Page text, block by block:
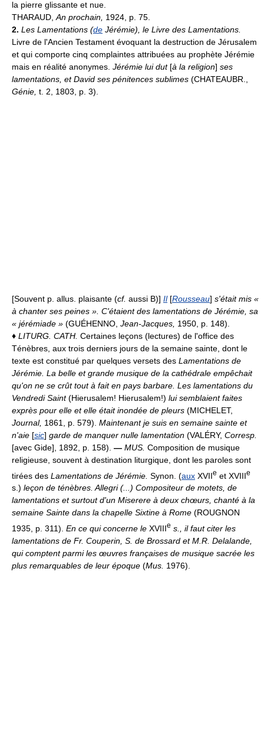
la pierre glissante et nue.
THARAUD, An prochain, 1924, p. 75.
2. Les Lamentations (de Jérémie), le Livre des Lamentations.
Livre de l'Ancien Testament évoquant la destruction de Jérusalem
et qui comporte cinq complaintes attribuées au prophète Jérémie
mais en réalité anonymes. Jérémie lui dut [à la religion] ses
lamentations, et David ses pénitences sublimes (CHATEAUBR.,
Génie, t. 2, 1803, p. 3).
[Souvent p. allus. plaisante (cf. aussi B)] Il [Rousseau] s'était mis «
à chanter ses peines ». C'étaient des lamentations de Jérémie, sa
« jérémiade » (GUÉHENNO, Jean-Jacques, 1950, p. 148).
♦ LITURG. CATH. Certaines leçons (lectures) de l'office des
Ténèbres, aux trois derniers jours de la semaine sainte, dont le
texte est constitué par quelques versets des Lamentations de
Jérémie. La belle et grande musique de la cathédrale empêchait
qu'on ne se crût tout à fait en pays barbare. Les lamentations du
Vendredi Saint(Hierusalem! Hierusalem!) lui semblaient faites
exprès pour elle et elle était inondée de pleurs (MICHELET,
Journal, 1861, p. 579). Maintenant je suis en semaine sainte et
n'aie [sic] garde de manquer nulle lamentation (VALÉRY, Corresp.
[avec Gide], 1892, p. 158). — MUS. Composition de musique
religieuse, souvent à destination liturgique, dont les paroles sont
tirées des Lamentations de Jérémie. Synon. (aux XVIIe et XVIIIe
s.) leçon de ténèbres.Allegri (...) Compositeur de motets, de
lamentations et surtout d'un Miserere à deux chœurs, chanté à la
semaine Sainte dans la chapelle Sixtine à Rome (ROUGNON
1935, p. 311). En ce qui concerne le XVIIIe s., il faut citer les
lamentations de Fr. Couperin, S. de Brossard et M.R. Delalande,
qui comptent parmi les œuvres françaises de musique sacrée les
plus remarquables de leur époque (Mus. 1976).